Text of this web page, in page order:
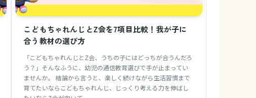
こどもちゃれんじとZ会を7項目比較！我が子に
合う教材の選び方
「こどもちゃれんじとZ会、うちの子にはどっちが合うんだろ
う？」そんなふうに、幼児の通信教育選びで手が止まってい
ませんか。 結論から言うと、楽しく続けながら生活習慣まで
育てたいならこどもちゃれんじ、じっくり考える力を伸ばし